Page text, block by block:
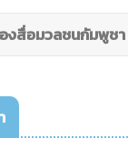
งสื่อมวลชนกัมพูชา